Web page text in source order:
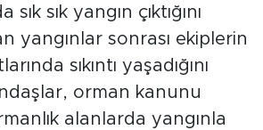
sık yangın çıktığını
yangınlar sonrası ekiplerin
sıkıntı yaşadığını
orman kanunu
alanlarda yangınla